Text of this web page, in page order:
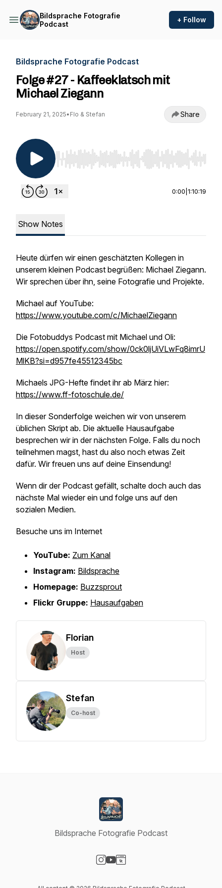
Bildsprache Fotografie
Podcast
+ Follow
Bildsprache Fotografie Podcast
Folge #27 - Kaffeeklatsch mit
Michael Ziegann
February 21, 2025• Flo & Stefan Share
Use Left/Right to seek, Home/End to jump to
0:00 1:10:19
Show Notes
Heute dürfen wir einen geschätzten Kollegen in
unserem kleinen Podcast begrüßen: Michael Ziegann.
Wir sprechen über ihn, seine Fotografie und Projekte.
Michael auf YouTube:
https://www.youtube.com/c/MichaelZiegann
Die Fotobuddys Podcast mit Michael und Oli:
https://open.spotify.com/show/0ck0ljUiVLwFq8imrU
MlKB?si=d957fe45512345bc
Michaels JPG-Hefte findet ihr ab März hier:
https://www.ff-fotoschule.de/
In dieser Sonderfolge weichen wir von unserem
üblichen Skript ab. Die aktuelle Hausaufgabe
besprechen wir in der nächsten Folge. Falls du noch
teilnehmen magst, hast du also noch etwas Zeit
dafür. Wir freuen uns auf deine Einsendung!
Wenn dir der Podcast gefällt, schalte doch auch das
nächste Mal wieder ein und folge uns auf den
sozialen Medien.
Besuche uns im Internet
YouTube: Zum Kanal
Instagram: Bildsprache
Homepage: Buzzsprout
Flickr Gruppe: Hausaufgaben
Florian
Host
Stefan
Co-host
Bildsprache Fotografie Podcast